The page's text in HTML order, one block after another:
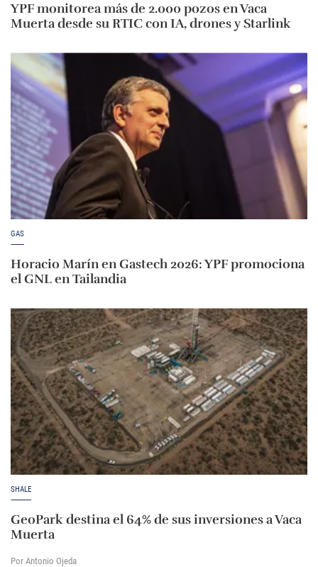
YPF monitorea más de 2.000 pozos en Vaca
Muerta desde su RTIC con IA, drones y Starlink
GAS
Horacio Marín en Gastech 2026: YPF promociona
el GNL en Tailandia
SHALE
GeoPark destina el 64% de sus inversiones a Vaca
Muerta
Por Antonio Ojeda